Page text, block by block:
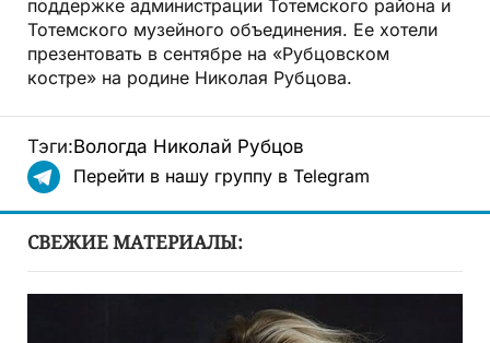
поддержке администрации Тотемского района и
Тотемского музейного объединения. Ее хотели
презентовать в сентябре на «Рубцовском
костре» на родине Николая Рубцова.
Тэги:Вологда Николай Рубцов
Перейти в нашу группу в Telegram
СВЕЖИЕ МАТЕРИАЛЫ: